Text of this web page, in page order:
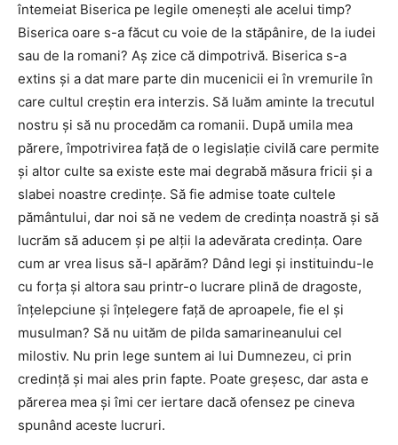
întemeiat Biserica pe legile omenești ale acelui timp?
Biserica oare s-a făcut cu voie de la stăpânire, de la iudei
sau de la romani? Aș zice că dimpotrivă. Biserica s-a
extins și a dat mare parte din mucenicii ei în vremurile în
care cultul creștin era interzis. Să luăm aminte la trecutul
nostru și să nu procedăm ca romanii. După umila mea
părere, împotrivirea față de o legislație civilă care permite
și altor culte sa existe este mai degrabă măsura fricii și a
slabei noastre credințe. Să fie admise toate cultele
pământului, dar noi să ne vedem de credința noastră și să
lucrăm să aducem și pe alții la adevărata credința. Oare
cum ar vrea Iisus să-l apărăm? Dând legi și instituindu-le
cu forța și altora sau printr-o lucrare plină de dragoste,
înțelepciune și înțelegere față de aproapele, fie el și
musulman? Să nu uităm de pilda samarineanului cel
milostiv. Nu prin lege suntem ai lui Dumnezeu, ci prin
credință și mai ales prin fapte. Poate greșesc, dar asta e
părerea mea și îmi cer iertare dacă ofensez pe cineva
spunând aceste lucruri.